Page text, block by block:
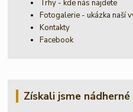
Trhy - kde nás najdete
Fotogalerie - ukázka naší
Kontakty
Facebook
Získali jsme nádherné